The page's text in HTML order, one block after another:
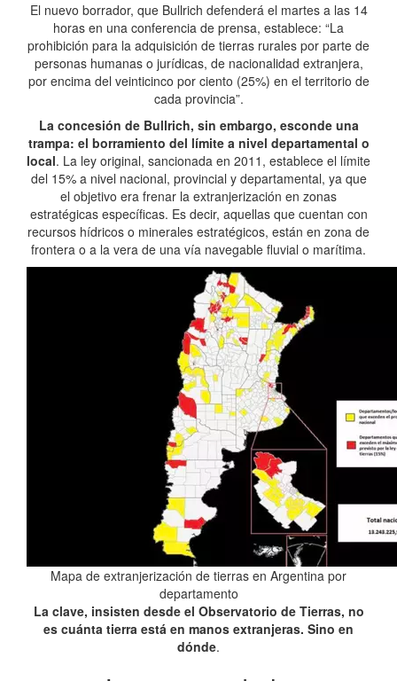
El nuevo borrador, que Bullrich defenderá el martes a las 14
horas en una conferencia de prensa, establece: “La
prohibición para la adquisición de tierras rurales por parte de
personas humanas o jurídicas, de nacionalidad extranjera,
por encima del veinticinco por ciento (25%) en el territorio de
cada provincia”.
La concesión de Bullrich, sin embargo, esconde una
trampa: el borramiento del límite a nivel departamental o
local. La ley original, sancionada en 2011, establece el límite
del 15% a nivel nacional, provincial y departamental, ya que
el objetivo era frenar la extranjerización en zonas
estratégicas específicas. Es decir, aquellas que cuentan con
recursos hídricos o minerales estratégicos, están en zona de
frontera o a la vera de una vía navegable fluvial o marítima.
Mapa de extranjerización de tierras en Argentina por
departamento
La clave, insisten desde el Observatorio de Tierras, no
es cuánta tierra está en manos extranjeras. Sino en
dónde.